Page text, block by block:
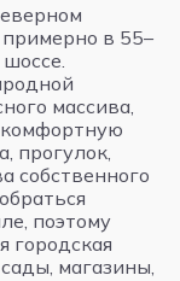
в 55–
массива,
комфортную
прогулок,
собственного
поэтому
городская
магазины,